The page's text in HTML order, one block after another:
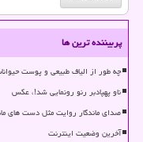
پربیننده ترین ها
چه طور از الیاف طبیعی و پوست
ناو پهپادبر رنو رونمایی شد!، عکس
صدای ماندگار روایت مثل دست های
آخرین وضعیت اینترنت